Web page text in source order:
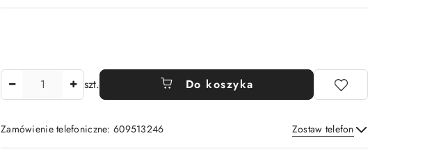
szt. Do koszyka
Zamówienie telefoniczne: 609513246 Zostaw telefon
Wyślij